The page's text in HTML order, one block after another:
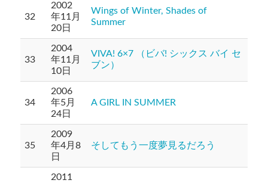
32
2002
年11月
20日
Wings of Winter, Shades of
Summer
33
2004
年11月
10日
VIVA! 6×7 （ビバ! シックス バイ セ
ブン）
34
2006
年5月
24日
A GIRL IN SUMMER
35
2009
年4月8
日
そしてもう一度夢見るだろう
2011